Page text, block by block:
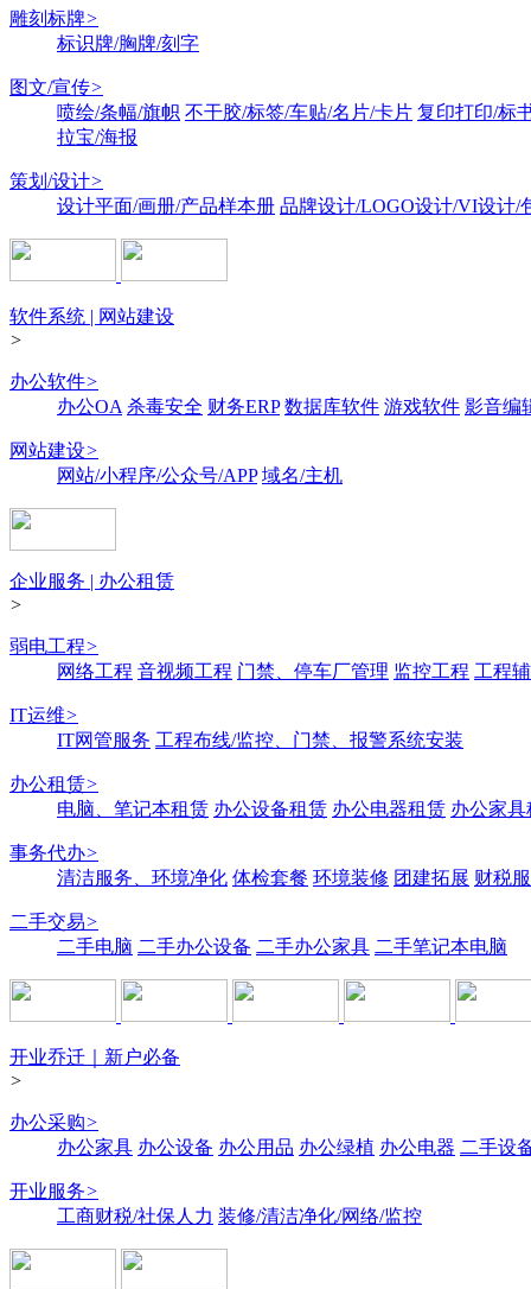
雕刻标牌>
标识牌/胸牌/刻字
图文/宣传>
喷绘/条幅/旗帜 不干胶/标签/车贴/名片/卡片 复印打印/标
拉宝/海报
策划/设计>
设计平面/画册/产品样本册 品牌设计/LOGO设计/VI设计/
软件系统 | 网站建设
>
办公软件>
办公OA 杀毒安全 财务ERP 数据库软件 游戏软件 影音编
网站建设>
网站/小程序/公众号/APP 域名/主机
企业服务 | 办公租赁
>
弱电工程>
网络工程 音视频工程 门禁、停车厂管理 监控工程 工程
IT运维>
IT网管服务 工程布线/监控、门禁、报警系统安装
办公租赁>
电脑、笔记本租赁 办公设备租赁 办公电器租赁 办公家具
事务代办>
清洁服务、环境净化 体检套餐 环境装修 团建拓展 财税
二手交易>
二手电脑 二手办公设备 二手办公家具 二手笔记本电脑
开业乔迁｜新户必备
>
办公采购>
办公家具 办公设备 办公用品 办公绿植 办公电器 二手设
开业服务>
工商财税/社保人力 装修/清洁净化/网络/监控